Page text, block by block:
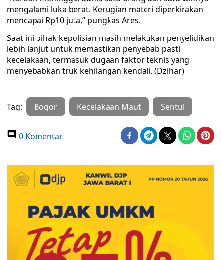
mengalami luka berat. Kerugian materi diperkirakan
mencapai Rp10 juta,” pungkas Ares.
Saat ini pihak kepolisian masih melakukan penyelidikan
lebih lanjut untuk memastikan penyebab pasti
kecelakaan, termasuk dugaan faktor teknis yang
menyebabkan truk kehilangan kendali. (Dzihar)
Tag: Bogor Kecelakaan Maut Sentul
0 Komentar